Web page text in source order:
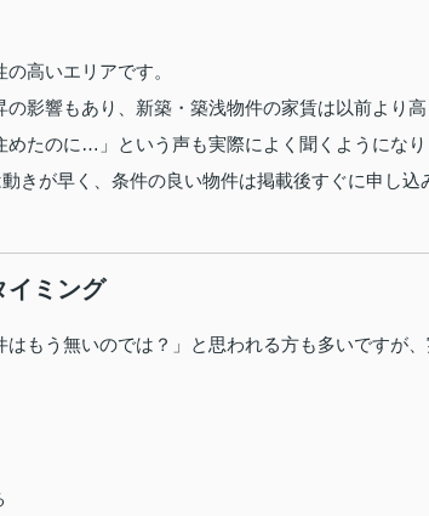
高いエリアです。
の影響もあり、新築・築浅物件の家賃は以前より
たのに…」という声も実際によく聞くようになり
きが早く、条件の良い物件は掲載後すぐに申し込
イミング
もう無いのでは？」と思われる方も多いですが